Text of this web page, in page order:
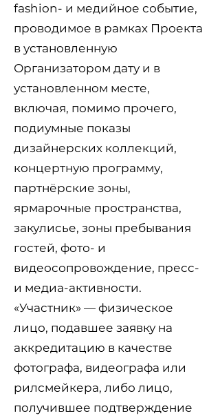
fashion- и медийное событие,
проводимое в рамках Проекта
в установленную
Организатором дату и в
установленном месте,
включая, помимо прочего,
подиумные показы
дизайнерских коллекций,
концертную программу,
партнёрские зоны,
ярмарочные пространства,
закулисье, зоны пребывания
гостей, фото- и
видеосопровождение, пресс-
и медиа-активности.
«Участник» — физическое
лицо, подавшее заявку на
аккредитацию в качестве
фотографа, видеографа или
рилсмейкера, либо лицо,
получившее подтверждение